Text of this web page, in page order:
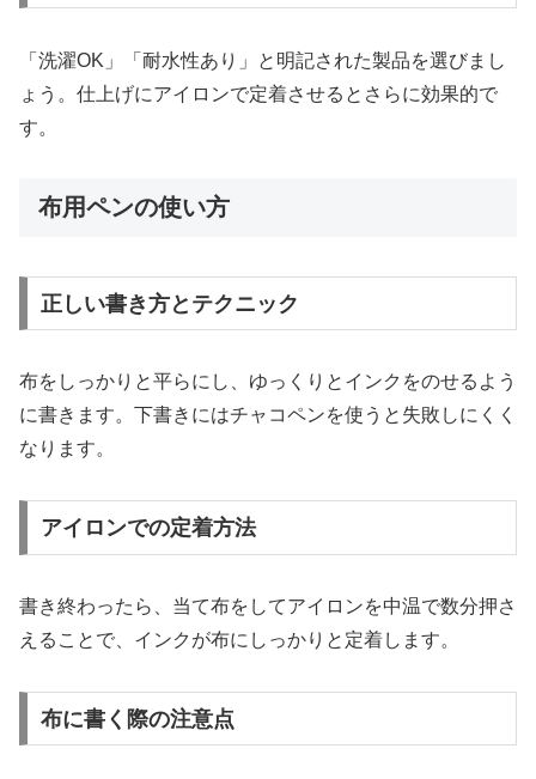
「洗濯OK」「耐水性あり」と明記された製品を選びまし
ょう。仕上げにアイロンで定着させるとさらに効果的で
す。
布用ペンの使い方
正しい書き方とテクニック
布をしっかりと平らにし、ゆっくりとインクをのせるよう
に書きます。下書きにはチャコペンを使うと失敗しにくく
なります。
アイロンでの定着方法
書き終わったら、当て布をしてアイロンを中温で数分押さ
えることで、インクが布にしっかりと定着します。
布に書く際の注意点